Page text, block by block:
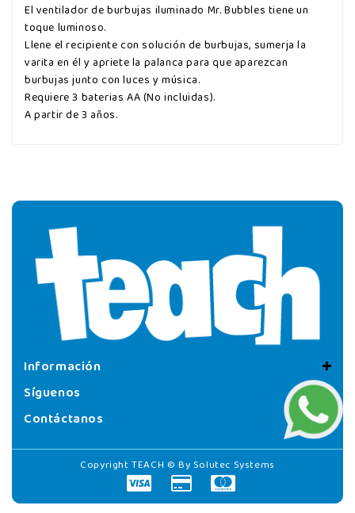
El ventilador de burbujas iluminado Mr. Bubbles tiene un
toque luminoso.
Llene el recipiente con solución de burbujas, sumerja la
varita en él y apriete la palanca para que aparezcan
burbujas junto con luces y música.
Requiere 3 baterias AA (No incluidas).
A partir de 3 años.
Información
Síguenos
Contáctanos
Copyright TEACH © By Solutec Systems